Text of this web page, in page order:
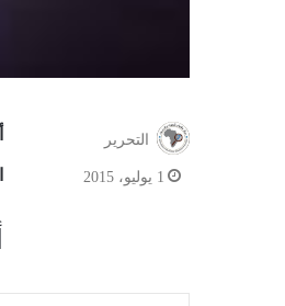
التحرير
1 يوليو، 2015